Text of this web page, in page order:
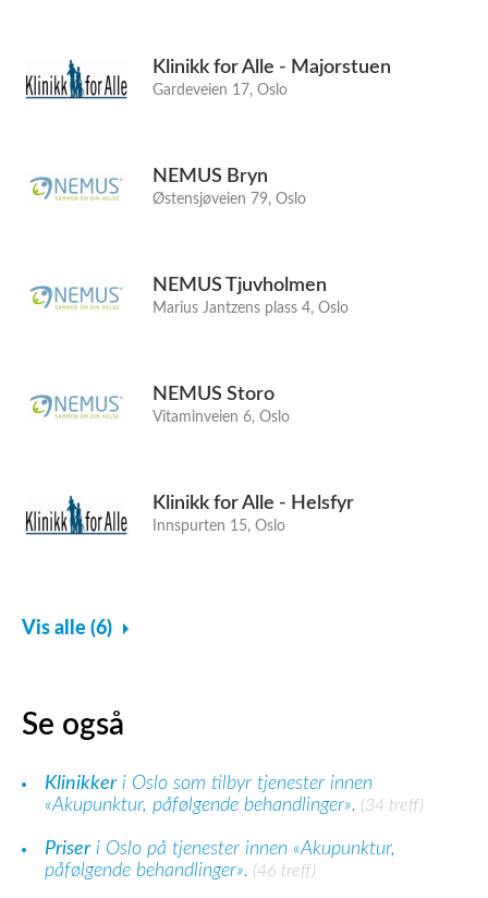
Klinikk for Alle - Majorstuen
Gardeveien 17, Oslo
NEMUS Bryn
Østensjøveien 79, Oslo
NEMUS Tjuvholmen
Marius Jantzens plass 4, Oslo
NEMUS Storo
Vitaminveien 6, Oslo
Klinikk for Alle - Helsfyr
Innspurten 15, Oslo
Vis alle (6)
Se også
Klinikkeri Oslo som tilbyr tjenester innen
«Akupunktur, påfølgende behandlinger». (34 treff)
Priseri Oslo på tjenester innen «Akupunktur,
påfølgende behandlinger». (46 treff)